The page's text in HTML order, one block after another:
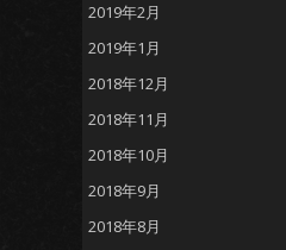
2019年2月
2019年1月
2018年12月
2018年11月
2018年10月
2018年9月
2018年8月